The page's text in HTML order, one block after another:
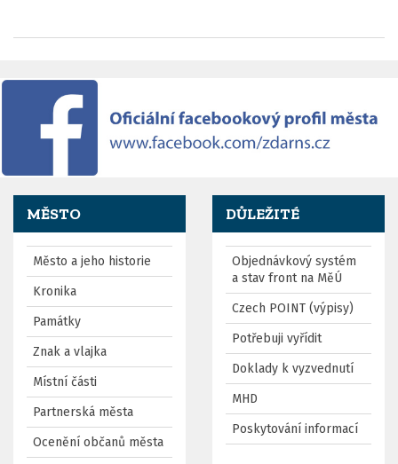
MĚSTO
Město a jeho historie
Kronika
Památky
Znak a vlajka
Místní části
Partnerská města
Ocenění občanů města
DŮLEŽITÉ
Objednávkový systém
a stav front na MěÚ
Czech POINT (výpisy)
Potřebuji vyřídit
Doklady k vyzvednutí
MHD
Poskytování informací